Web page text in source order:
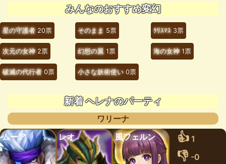
みんなのおすすめ変幻
星の守護者 20票 そのまま 5票 ｸﾘｽﾏｽ 3票
次元の女神 2票 幻想の翼 1票 海の女神 1票
破滅の代行者 0票 小さな妖術使い 0票
新着 ヘレナのパーティ
ワリーナ
ムーア
レオ 風フェルン 👍 1
👎 -0